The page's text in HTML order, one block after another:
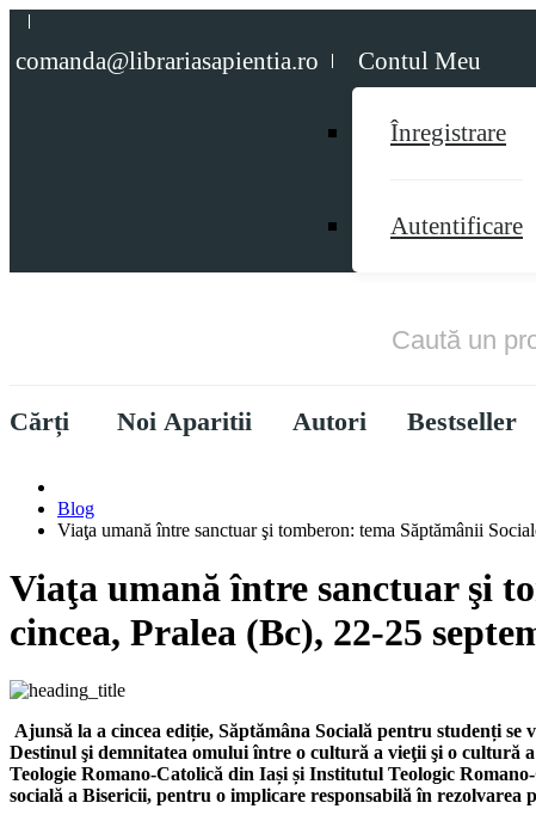
comanda@librariasapientia.ro Contul Meu
Înregistrare
Autentificare
Cărți Noi Aparitii Autori Bestseller
Blog
Viaţa umană între sanctuar şi tomberon: tema Săptămânii
Viaţa umană între sanctuar şi
cincea, Pralea (Bc), 22-25
Ajunsă la a cincea ediție, Săptămâna Socială pentru studenți se
Destinul şi demnitatea omului între o cultură a vieţii şi o cultură
Teologie Romano-Catolică din Iași și Institutul Teologic
socială a Bisericii, pentru o implicare responsabilă în rezolvarea